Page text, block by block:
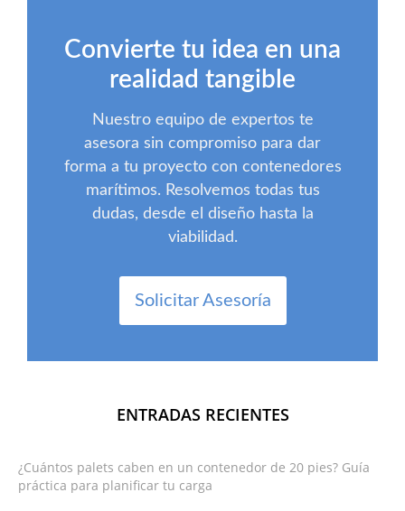
Convierte tu idea en una
realidad tangible
Nuestro equipo de expertos te
asesora sin compromiso para dar
forma a tu proyecto con contenedores
marítimos. Resolvemos todas tus
dudas, desde el diseño hasta la
viabilidad.
Solicitar Asesoría
ENTRADAS RECIENTES
¿Cuántos palets caben en un contenedor de 20 pies? Guía
práctica para planificar tu carga